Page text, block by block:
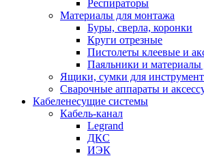
Респираторы
Материалы для монтажа
Буры, сверла, коронки
Круги отрезные
Пистолеты клеевые и
Паяльники и материалы
Ящики, сумки для
Сварочные аппараты и
Кабеленесущие системы
Кабель-канал
Legrand
ДКС
ИЭК